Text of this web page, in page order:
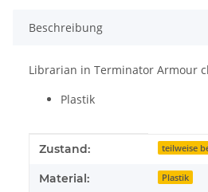
Beschreibung
Librarian in Terminator Armour
Plastik
Produkteigenschaft
Wert
Zustand: teilweise
Material: Plastik